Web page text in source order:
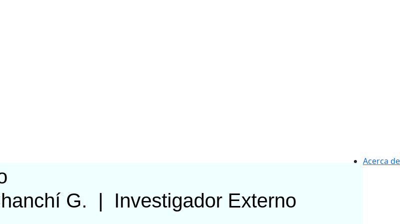
Acerca de
G.
Investigador Externo